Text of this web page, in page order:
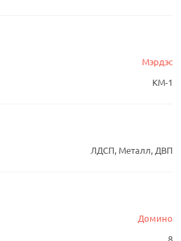
Мэрдэс
КМ-1
ЛДСП, Металл, ДВП
Домино
8